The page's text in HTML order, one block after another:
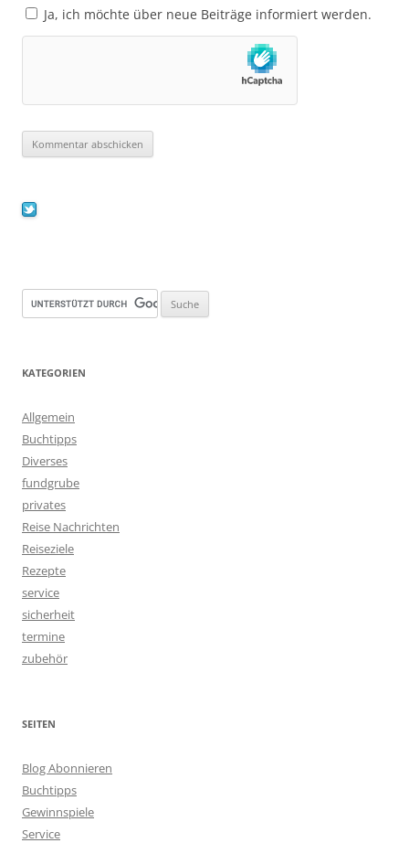
Ja, ich möchte über neue Beiträge informiert werden.
KATEGORIEN
Allgemein
Buchtipps
Diverses
fundgrube
privates
Reise Nachrichten
Reiseziele
Rezepte
service
sicherheit
termine
zubehör
SEITEN
Blog Abonnieren
Buchtipps
Gewinnspiele
Service